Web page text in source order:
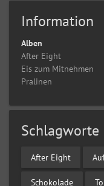
Information
Alben
After Eight
Eis zum Mitnehmen
Pralinen
Schlagworte
After Eight
Schokolade